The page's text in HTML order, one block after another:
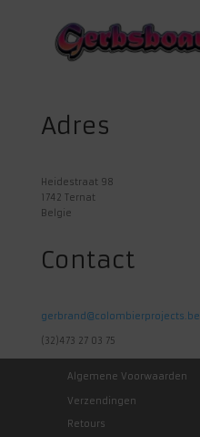
Adres
Heidestraat 98
1742 Ternat
Belgie
Contact
gerbrand@colombierprojects.be
(32)473 27 03 75
Algemene Voorwaarden
Verzendingen
Retours